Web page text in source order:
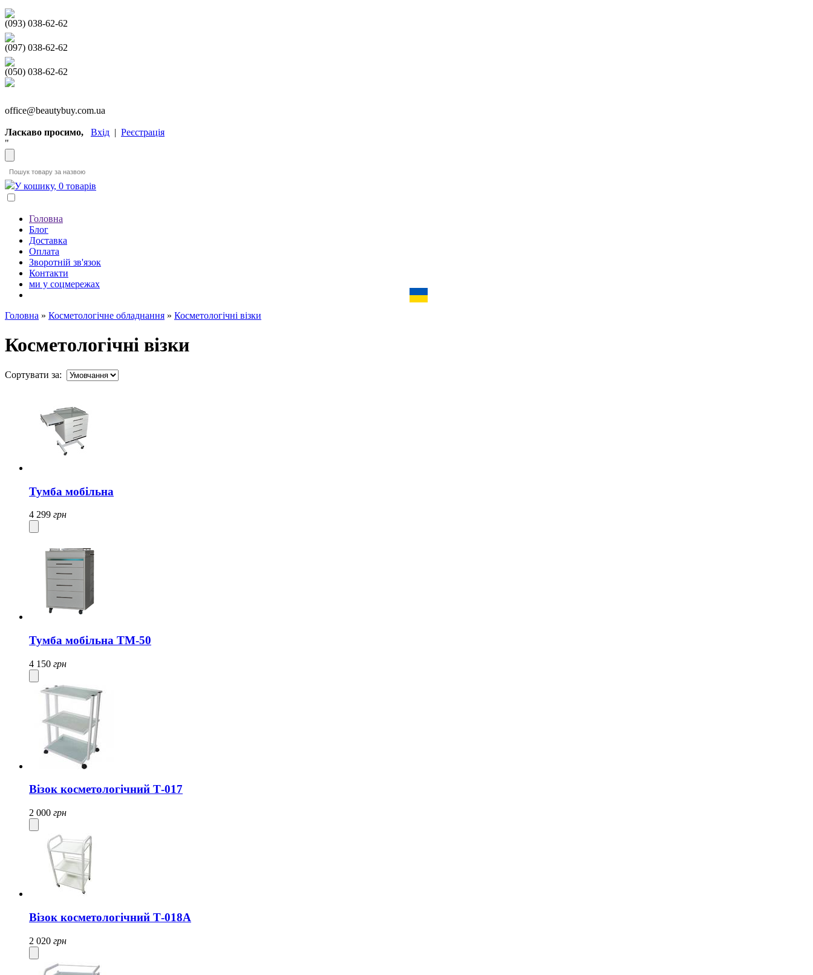
(093) 038-62-62
(097) 038-62-62
(050) 038-62-62
office@beautybuy.com.ua
Ласкаво просимо, Вхід | Реєстрація
"
У кошику, 0 товарів
Головна
Блог
Доставка
Оплата
Зворотній зв'язок
Контакти
ми у соцмережах
Головна » Косметологічне обладнання » Косметологічні візки
Косметологічні візки
Сортувати за:
Тумба мобільна
4 299 грн
Тумба мобільна ТМ-50
4 150 грн
Візок косметологічний Т-017
2 000 грн
Візок косметологічний Т-018A
2 020 грн